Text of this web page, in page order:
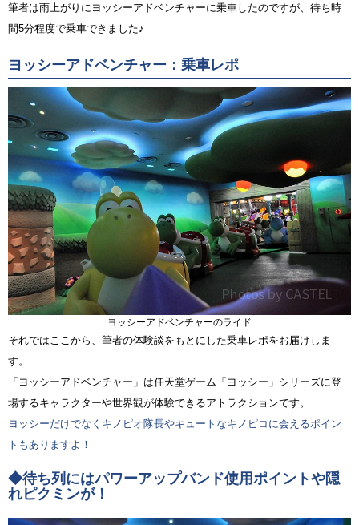
筆者は雨上がりにヨッシーアドベンチャーに乗車したのですが、待ち時
間5分程度で乗車できました♪
ヨッシーアドベンチャー：乗車レポ
ヨッシーアドベンチャーのライド
それではここから、筆者の体験談をもとにした乗車レポをお届けしま
す。
「ヨッシーアドベンチャー」は任天堂ゲーム「ヨッシー」シリーズに登
場するキャラクターや世界観が体験できるアトラクションです。
ヨッシーだけでなくキノピオ隊長やキュートなキノピコに会えるポイン
トもありますよ！
◆待ち列にはパワーアップバンド使用ポイントや隠
れピクミンが！